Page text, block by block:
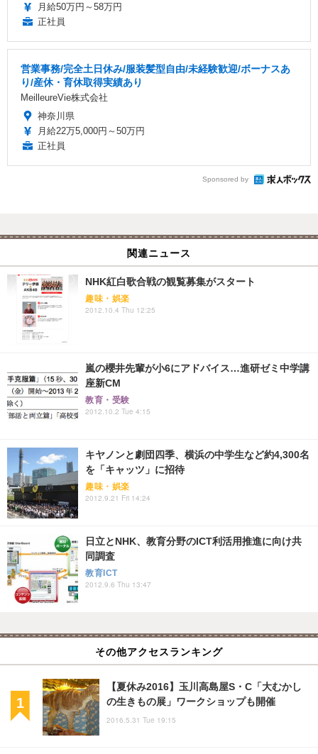
月給50万円～58万円
正社員
営業事務/完全土日休み/服装髪型自由/未経験歓迎/ボーナスあ
り/産休・育休取得実績あり
MeilleureVie株式会社
神奈川県
月給22万5,000円～50万円
正社員
Sponsored by
関連ニュース
NHK紅白歌合戦の観覧募集がスタート
趣味・娯楽
2012.10.4 Thu 12:25
嵐の櫻井先輩が小6にアドバイス…進研ゼミ中学講
座新CM
教育・受験
2012.10.2 Tue 4:15
キヤノンと劇団四季、横浜の中学生など約4,300名
を「キャッツ」に招待
趣味・娯楽
2012.9.21 Fri 14:24
日立とNHK、教育分野のICT利活用推進に向け共
同調査
教育ICT
2012.9.6 Thu 13:47
その他アクセスランキング
【夏休み2016】玉川高島屋S・C「大むかし
の生きもの展」ワークショップも開催
2016.5.31 Tue 19:15